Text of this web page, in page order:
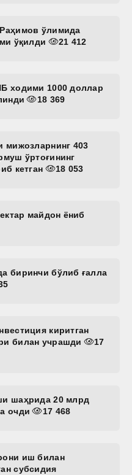
ўлимида
ўқилди
21 412
ходими 1000 доллар
18 369
мижозларнинг 403
ўртоғининг
кетган
18 053
майдон ёниб
биринчи бўлиб ғалла
киритган
билан учрашди
17
шаҳрида 20 млрд
очди
17 468
иш билан
субсидия